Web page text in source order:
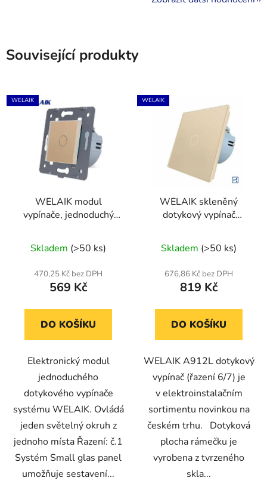
Související produkty
WELAIK
WELAIK modul
vypínače, jednoduchý
creme
Skladem (>50 ks)
470,25 Kč bez DPH
569 Kč
DO KOŠÍKU
Elektronický modul
jednoduchého
dotykového vypínače
systému WELAIK. Ovládá
jeden světelný okruh z
jednoho místa Řazení: č.1
Systém Small glas panel
umožňuje sestavení...
WELAIK
WELAIK skleněný
dotykový vypínač
kompletní ř.6/7- ivory
cremehodnocení
produktu
je
z
Skladem (>50 ks)
676,86 Kč bez DPH
819 Kč
DO KOŠÍKU
WELAIK A912L dotykový
vypínač (řazení 6/7) je
v elektroinstalačním
sortimentu novinkou na
českém trhu. Dotyková
plocha rámečku je
vyrobena z tvrzeného
skla...